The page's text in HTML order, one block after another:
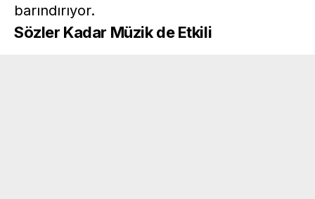
barındırıyor.
Sözler Kadar Müzik de Etkili